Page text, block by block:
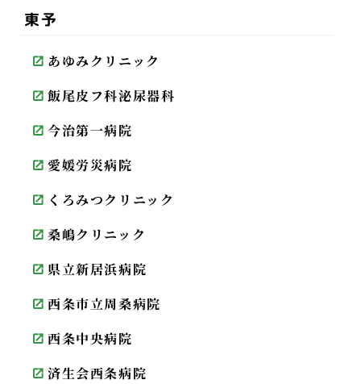
東予
あゆみクリニック
飯尾皮フ科泌尿器科
今治第一病院
愛媛労災病院
くろみつクリニック
桑嶋クリニック
県立新居浜病院
西条市立周桑病院
西条中央病院
済生会西条病院